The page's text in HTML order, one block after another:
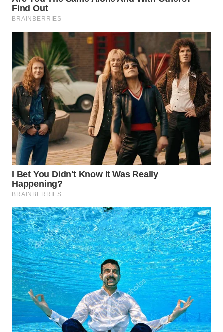
WN
MANDALIKA
LIKUPANG
WN
LABUANBAJO
WN
BORNEO
Wahana
Media
Group
WAHANA
WAHANA
TANI
WAHANA
ADVOKAT
WAHANA
INFRASTRUKTUR